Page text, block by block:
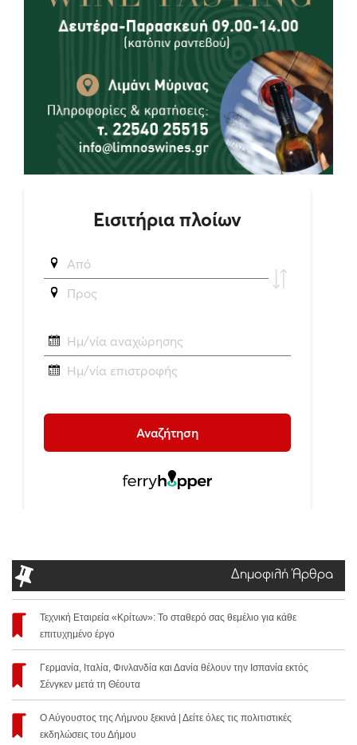
Δημοφιλή Άρθρα
Τεχνική Εταιρεία «Κρίτων»: Το σταθερό σας θεμέλιο για κάθε
επιτυχημένο έργο
Γερμανία, Ιταλία, Φινλανδία και Δανία θέλουν την Ισπανία εκτός
Σένγκεν μετά τη Θέουτα
Ο Αύγουστος της Λήμνου ξεκινά | Δείτε όλες τις πολιτιστικές
εκδηλώσεις του Δήμου